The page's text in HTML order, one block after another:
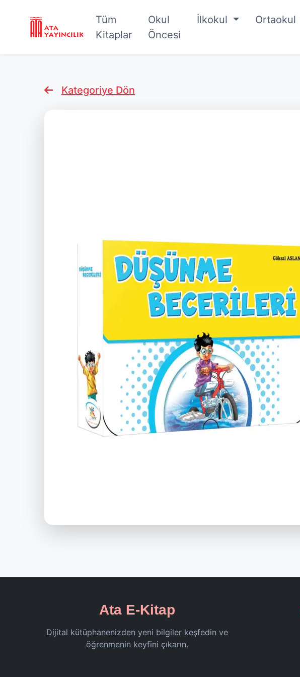
Tüm
Kitaplar
Okul
Öncesi
İlkokul Ortaokul
Kategoriye Dön
Ata E-Kitap
Dijital kütüphanenizden yeni bilgiler keşfedin ve
öğrenmenin keyfini çıkarın.